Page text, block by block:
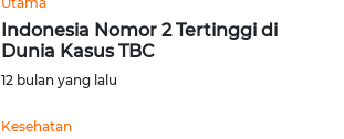
Indonesia Nomor 2 Tertinggi di
Dunia Kasus TBC
12 bulan yang lalu
Kesehatan